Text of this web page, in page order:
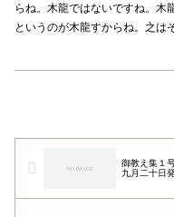
らね。木龍ではないですね。木
というのが木龍すからね。之は
御教え集１
九月二十日発